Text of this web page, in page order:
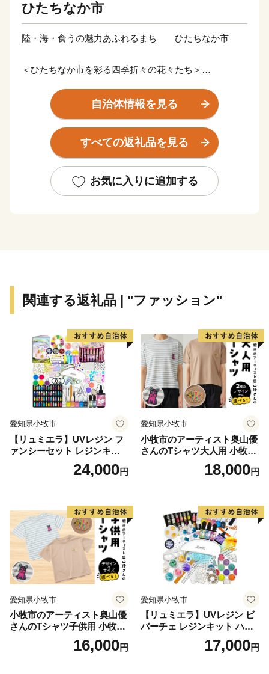
ひたちなか市
陸・海・食うの魅力あふれるまち ひたちなか市
＜ひたちなか市を彩る四季折々の花々たち＞
かな春が訪れる頃、国営ひたち海浜公園では、香り高く
色鮮やかなスイセン、カラフルで可愛らしいチューリッ
プ、そして、『死ぬまでに行きたい！世界の絶景』と評
され空の青・海の青のハーモニーが美しいネモフィラが
現す新緑のコキアは、秋にかけて赤と緑のグラデーショ
ンを表現し、10月頃には『紅葉コキア』として一面を真
たい海の幸。 那珂湊おさかな市場では、旬の魚介類や
間100万人以上の観光客が訪れます。大きなネタが魅力
のお寿司や新鮮な海の幸が盛りだくさんの海鮮丼を心ゆ
くまでご堪能いただけます。その他、たこの加工生産量
日本一を誇り、多数の水産加工会社では様々な商品の製
造、オリジナル商品の開発が盛んに行われています。ま
ルシースイーツとして子供から大人まで皆に愛されるひ
たちなか市ソウルフードです。
ひたちなか海浜鉄道湊線は、大正２年（1913年）に運
る存在として地元民に愛されています。映画「フラガー
ル」をはじめ、ドラマ・CM等のロケーションとしても
数多く起用されており、中でも、那珂湊駅は築100年を
超えた趣のある木造駅舎が魅力的で「関東の駅百選」に
選出されています。また、勝田駅から阿字ヶ浦駅まで計
10駅（今後、国営ひたち海浜公園前まで延伸予定）に設
置されている駅名標は、それぞれの地域の魅力が一目で
伝わるユニークなデザインとなっており、2015年度グ
ッドデザイン賞を受賞しました。列車のレトロな雰囲気
と広大なお芋畑や田園風景を眺めながら、14.3ｋｍのシ
自治体情報を見る
すべての返礼品を見る
お気に入りに追加する
関連する返礼品 | "ファッション"
愛知県小牧市
【リュミエラ】UVレジン フ
ァンシーセット レジンキッ
ト ハンドメイド レジンクラ
フト アクセサリーキット 手
24,000円
愛知県小牧市
小牧市のアーティスト奥山優
さんのTシャツ大人用 小牧市
18,000円
愛知県小牧市
小牧市のアーティスト奥山優
さんのTシャツ子供用 小牧市
16,000円
愛知県小牧市
【リュミエラ】UVレジン ビ
バーチェ レジンキット ハン
ドメイド レジンクラフト ア
クセサリーキット 手作り セ
17,000円